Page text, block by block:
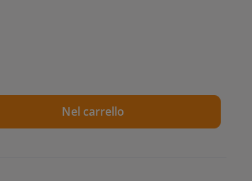
la quantità desiderata o
Nel carrello